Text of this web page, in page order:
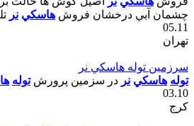
چشمان آبي درخشان فروش هاسکي نر
05.11
تهران
سرزمين توله هاسکي نر
توله هاسکي نر در سزمين پرورشتوله
03.10
کرج